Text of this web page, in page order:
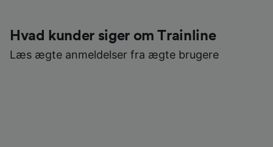
Hvad kunder siger om Trainline
Læs ægte anmeldelser fra ægte brugere